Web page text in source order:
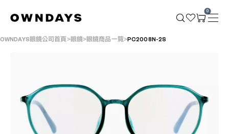
0
OWNDAYS眼鏡公司首頁 眼鏡 眼鏡商品一覽 PC2008N-2S